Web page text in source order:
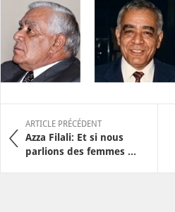
ARTICLE PRÉCÉDENT
Azza Filali: Et si nous
parlions des femmes ...